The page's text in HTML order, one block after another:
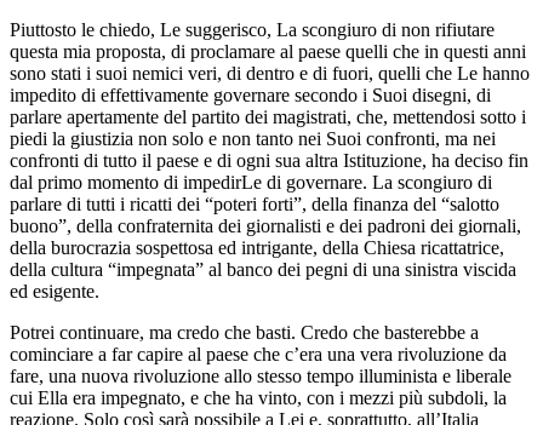
Piuttosto le chiedo, Le suggerisco, La scongiuro di non rifiutare
questa mia proposta, di proclamare al paese quelli che in questi anni
sono stati i suoi nemici veri, di dentro e di fuori, quelli che Le hanno
impedito di effettivamente governare secondo i Suoi disegni, di
parlare apertamente del partito dei magistrati, che, mettendosi sotto i
piedi la giustizia non solo e non tanto nei Suoi confronti, ma nei
confronti di tutto il paese e di ogni sua altra Istituzione, ha deciso fin
dal primo momento di impedirLe di governare. La scongiuro di
parlare di tutti i ricatti dei “poteri forti”, della finanza del “salotto
buono”, della confraternita dei giornalisti e dei padroni dei giornali,
della burocrazia sospettosa ed intrigante, della Chiesa ricattatrice,
della cultura “impegnata” al banco dei pegni di una sinistra viscida
ed esigente.
Potrei continuare, ma credo che basti. Credo che basterebbe a
cominciare a far capire al paese che c’era una vera rivoluzione da
fare, una nuova rivoluzione allo stesso tempo illuminista e liberale
cui Ella era impegnato, e che ha vinto, con i mezzi più subdoli, la
reazione. Solo così sarà possibile a Lei e, soprattutto, all’Italia